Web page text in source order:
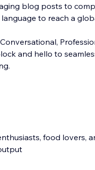
blog posts to
to reach a
and hello to
food lovers,